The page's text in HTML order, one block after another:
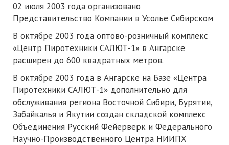
02 июля 2003 года организовано
Представительство Компании в Усолье Сибирском
В октябре 2003 года оптово-розничный комплекс
«Центр Пиротехники САЛЮТ-1» в Ангарске
расширен до 600 квадратных метров.
В октябре 2003 года в Ангарске на Базе «Центра
Пиротехники САЛЮТ-1» дополнительно для
обслуживания региона Восточной Сибири, Бурятии,
Забайкалья и Якутии создан складской комплекс
Объединения Русский Фейерверк и Федерального
Научно-Производственного Центра НИИПХ